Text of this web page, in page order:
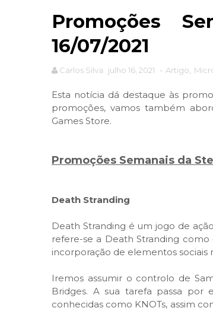
Promoções
16/07/2021
Carlos Silva julho 16, 2021 - Artigo
Esta notícia dá destaque às
promoções, vamos também
Games Store.
Promoções Semanais da
Death Stranding
Death Stranding é um jogo de
refere-se a Death Stranding
incorporação de elementos sociais
Iremos assumir o controlo de
Bridges. A sua tarefa passa por
conhecidas como KNOTs, assim